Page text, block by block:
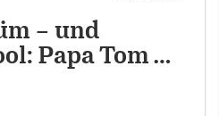
– und
Papa Tom …